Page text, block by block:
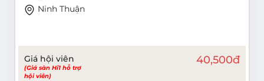
Ninh Thuận
Giá hội viên
(Giá sàn Hi1 hỗ trợ
hội viên)
40,500đ